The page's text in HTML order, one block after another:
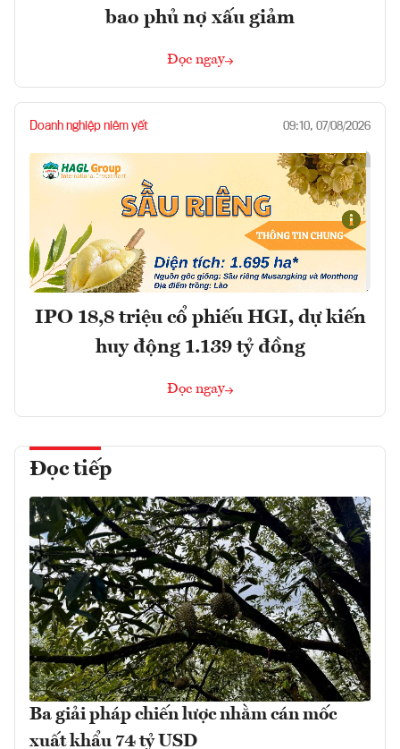
bao phủ nợ xấu giảm
Đọc ngay
Doanh nghiệp niêm yết 09:10, 07/08/2026
IPO 18,8 triệu cổ phiếu HGI, dự kiến
huy động 1.139 tỷ đồng
Đọc ngay
Đọc tiếp
Ba giải pháp chiến lược nhằm cán mốc
xuất khẩu 74 tỷ USD